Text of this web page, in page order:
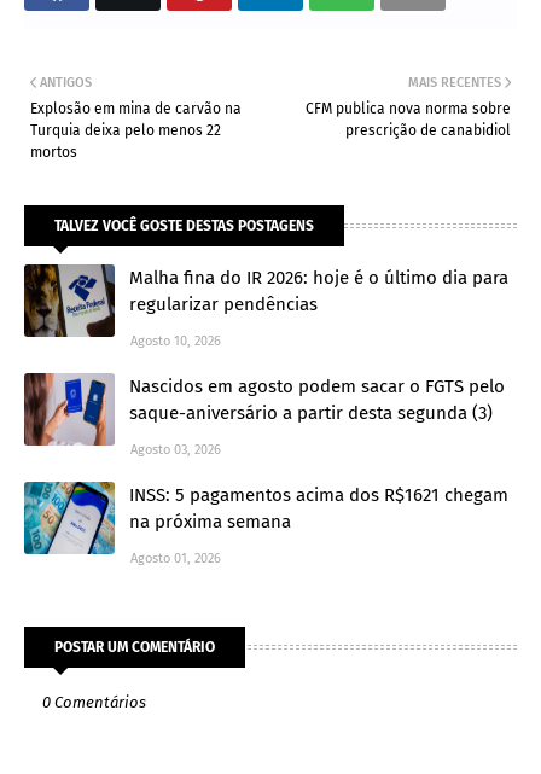
MAIS RECENTES
CFM publica nova norma sobre
prescrição de canabidiol
ANTIGOS
Explosão em mina de carvão na
Turquia deixa pelo menos 22
mortos
TALVEZ VOCÊ GOSTE DESTAS POSTAGENS
Malha fina do IR 2026: hoje é o último dia para
regularizar pendências
Agosto 10, 2026
Nascidos em agosto podem sacar o FGTS pelo
saque-aniversário a partir desta segunda (3)
Agosto 03, 2026
INSS: 5 pagamentos acima dos R$1621 chegam
na próxima semana
Agosto 01, 2026
POSTAR UM COMENTÁRIO
0 Comentários